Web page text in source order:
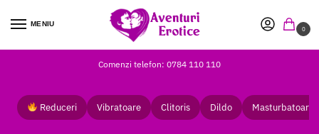
MENIU
0
Comenzi telefon: 0784 110 110
Reduceri Vibratoare Clitoris Dildo Masturbatoare